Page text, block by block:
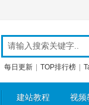
每日更新 TOP排行榜
建站教程 视频